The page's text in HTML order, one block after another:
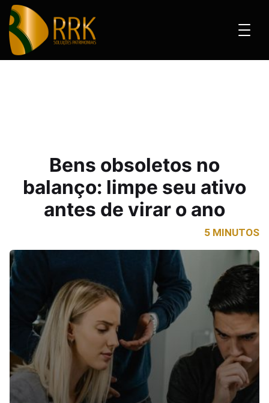
Bens obsoletos no
balanço: limpe seu ativo
antes de virar o ano
5 MINUTOS